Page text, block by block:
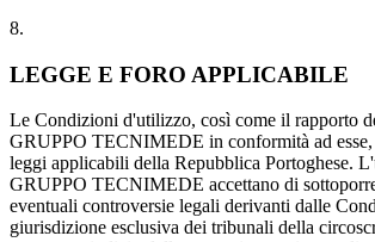
8.
LEGGE E FORO APPLICABILE
Le Condizioni d'utilizzo, così come il rapporto
GRUPPO TECNIMEDE in conformità ad esse,
leggi applicabili della Repubblica Portoghese.
GRUPPO TECNIMEDE accettano di
eventuali controversie legali derivanti dalle
giurisdizione esclusiva dei tribunali della